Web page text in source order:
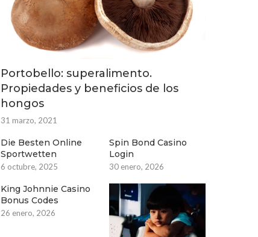
Portobello: superalimento.
Propiedades y beneficios de los
hongos
31 marzo, 2021
Die Besten Online
Sportwetten
6 octubre, 2025
Spin Bond Casino
Login
30 enero, 2026
King Johnnie Casino
Bonus Codes
26 enero, 2026